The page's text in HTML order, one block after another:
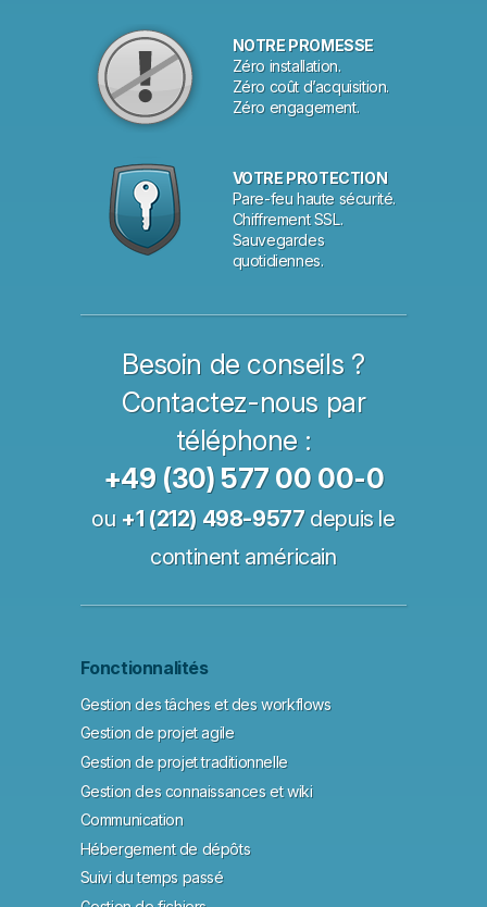
NOTRE PROMESSE
Zéro installation.
Zéro coût d’acquisition.
Zéro engagement.
VOTRE PROTECTION
Pare-feu haute sécurité.
Chiffrement SSL.
Sauvegardes
quotidiennes.
Besoin de conseils ?
Contactez-nous par
téléphone :
+49 (30) 577 00 00-0
ou +1 (212) 498-9577depuis le
continent américain
Fonctionnalités
Gestion des tâches et des workflows
Gestion de projet agile
Gestion de projet traditionnelle
Gestion des connaissances et wiki
Communication
Hébergement de dépôts
Suivi du temps passé